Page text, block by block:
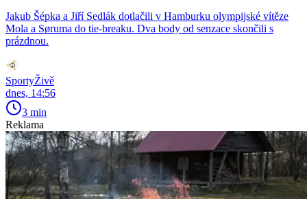
Jakub Šépka a Jiří Sedlák dotlačili v Hamburku olympijské vítěze
Mola a Søruma do tie-breaku. Dva body od senzace skončili s
prázdnou.
SportyŽivě
dnes, 14:56
3 min
Reklama